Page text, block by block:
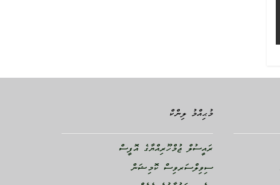
މުޙިއްމު ލިންކް
ރައީސުލް ޖުމްހޫރިއްޔާގެ އޮފީސް
ސިވިލްސަރވިސް ކޮމިޝަން